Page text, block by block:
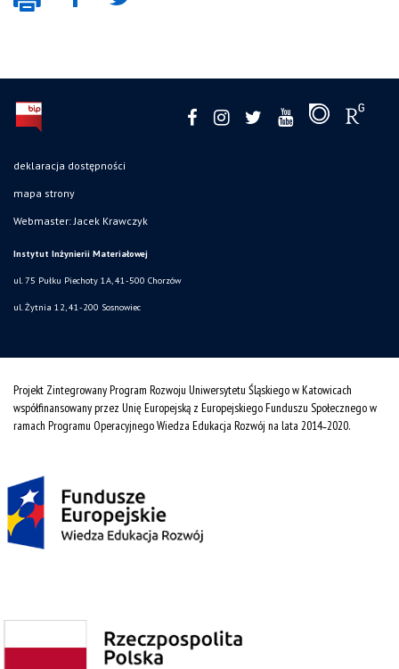
deklaracja dostępności
mapa strony
Webmaster: Jacek Krawczyk
Instytut Inżynierii Materiałowej
ul. 75 Pułku Piechoty 1A, 41-500 Chorzów
ul. Żytnia 12, 41-200 Sosnowiec
Projekt Zintegrowany Program Rozwoju Uniwersytetu Śląskiego w Katowicach
współfinansowany przez Unię Europejską z Europejskiego Funduszu Społecznego w
ramach Programu Operacyjnego Wiedza Edukacja Rozwój na lata 2014˗2020.